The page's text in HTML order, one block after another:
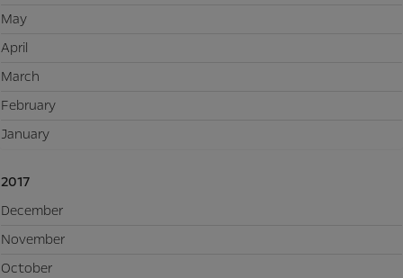
May
April
March
February
January
2017
December
November
October